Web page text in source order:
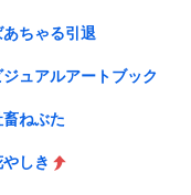
あちゃる引退
ジュアルアートブック
畜ねぶた
しき